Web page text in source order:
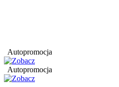
Autopromocja
Autopromocja